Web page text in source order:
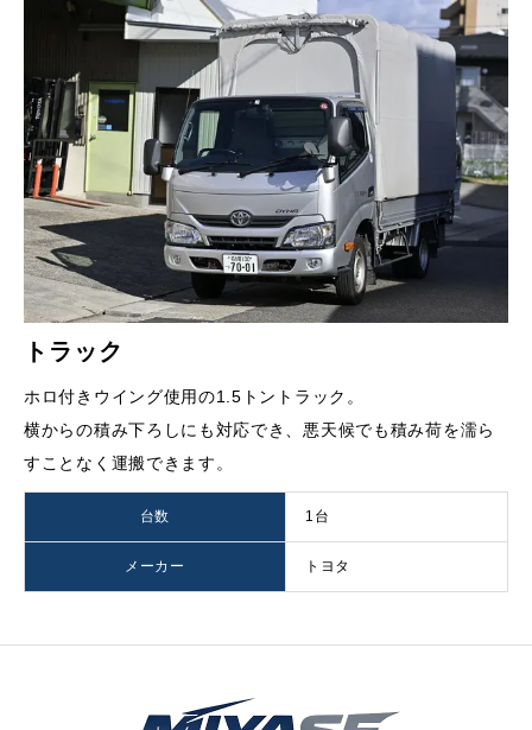
トラック
ホロ付きウイング使用の1.5トントラック。
横からの積み下ろしにも対応でき、悪天候でも積み荷を濡ら
すことなく運搬できます。
台数 1台
メーカー トヨタ